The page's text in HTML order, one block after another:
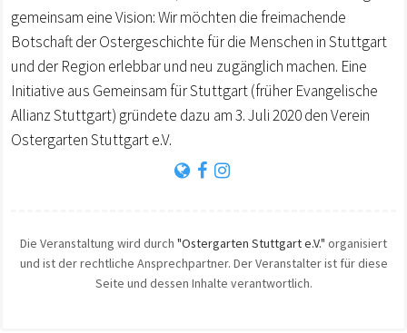
gemeinsam eine Vision: Wir möchten die freimachende
Botschaft der Ostergeschichte für die Menschen in Stuttgart
und der Region erlebbar und neu zugänglich machen. Eine
Initiative aus Gemeinsam für Stuttgart (früher Evangelische
Allianz Stuttgart) gründete dazu am 3. Juli 2020 den Verein
Ostergarten Stuttgart e.V.
Die Veranstaltung wird durch "Ostergarten Stuttgart e.V." organisiert
und ist der rechtliche Ansprechpartner. Der Veranstalter ist für diese
Seite und dessen Inhalte verantwortlich.